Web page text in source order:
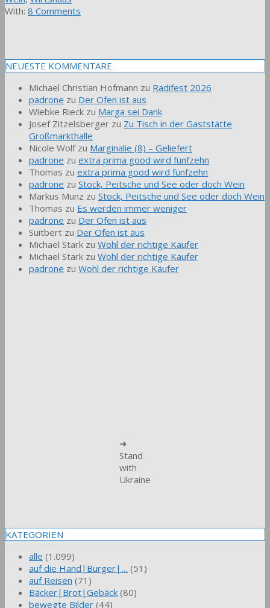
With: 8 Comments
NEUESTE KOMMENTARE
Michael Christian Hofmann zu Radifest 2026
padrone zu Der Ofen ist aus
Wiebke Rieck zu Marga sei Dank
Josef Zitzelsberger zu Zu Tisch in der Gaststätte
Großmarkthalle
Nicole Wolfzu Marginalie (8) – Geliefert
padrone zu extra prima good wird fünfzehn
Thomas zu extra prima good wird fünfzehn
padrone zu Stock, Peitsche und See oder doch Wein
Markus Munz zu Stock, Peitsche und See oder doch Wein
Thomas zu Es werden immer weniger
padrone zu Der Ofen ist aus
Suitbert zu Der Ofen ist aus
Michael Stark zu Wohl der richtige Käufer
Michael Stark zu Wohl der richtige Käufer
padrone zu Wohl der richtige Käufer
➜
Stand
with
Ukraine
KATEGORIEN
alle (1.099)
auf die Hand|Burger|… (51)
auf Reisen (71)
Bäcker|Brot|Gebäck (80)
bewegte Bilder (44)